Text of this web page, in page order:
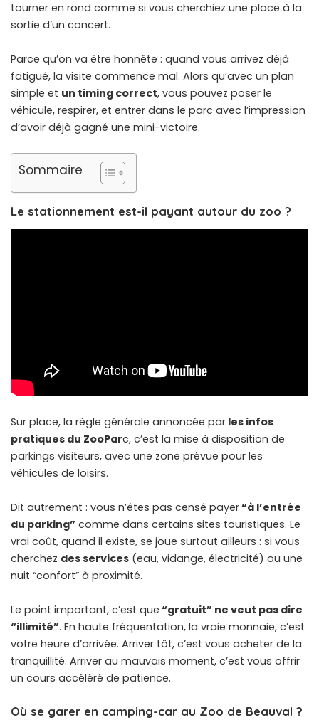
tourner en rond comme si vous cherchiez une place à la
sortie d’un concert.
Parce qu’on va être honnête : quand vous arrivez déjà
fatigué, la visite commence mal. Alors qu’avec un plan
simple et un timing correct, vous pouvez poser le
véhicule, respirer, et entrer dans le parc avec l’impression
d’avoir déjà gagné une mini-victoire.
Sommaire
Le stationnement est-il payant autour du zoo ?
Sur place, la règle générale annoncée par les infos
pratiques du ZooParc, c’est la mise à disposition de
parkings visiteurs, avec une zone prévue pour les
véhicules de loisirs.
Dit autrement : vous n’êtes pas censé payer“à l’entrée
du parking” comme dans certains sites touristiques. Le
vrai coût, quand il existe, se joue surtout ailleurs : si vous
cherchez des services (eau, vidange, électricité) ou une
nuit “confort” à proximité.
Le point important, c’est que “gratuit” ne veut pas dire
“illimité”. En haute fréquentation, la vraie monnaie, c’est
votre heure d’arrivée. Arriver tôt, c’est vous acheter de la
tranquillité. Arriver au mauvais moment, c’est vous offrir
un cours accéléré de patience.
Où se garer en camping-car au Zoo de Beauval ?